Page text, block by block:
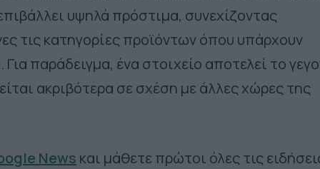
υψηλά πρόστιμα, συνεχίζοντας
τις κατηγορίες προϊόντων όπου υπάρχουν
Για παράδειγμα, ένα στοιχείο αποτελεί το
ακριβότερα σε σχέση με άλλες χώρες της
News και μάθετε πρώτοι όλες τις